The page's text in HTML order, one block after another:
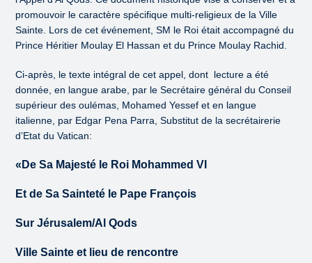
promouvoir le caractère spécifique multi-religieux de la Ville
Sainte. Lors de cet événement, SM le Roi était accompagné du
Prince Héritier Moulay El Hassan et du Prince Moulay Rachid.
Ci-après, le texte intégral de cet appel, dont lecture a été
donnée, en langue arabe, par le Secrétaire général du Conseil
supérieur des oulémas, Mohamed Yessef et en langue
italienne, par Edgar Pena Parra, Substitut de la secrétairerie
d’Etat du Vatican:
«De Sa Majesté le Roi Mohammed VI
Et de Sa Sainteté le Pape François
Sur Jérusalem/Al Qods
Ville Sainte et lieu de rencontre